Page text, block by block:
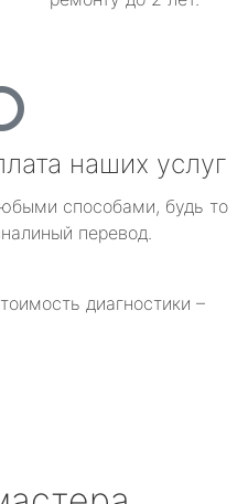
наших услуг
способами, будь то
перевод.
диагностики –